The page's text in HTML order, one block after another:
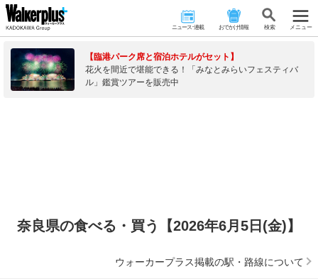
ニュース･連載 おでかけ情報 検 索 メニュー
【臨港パーク席と宿泊ホテルがセット】
花火を間近で堪能できる！「みなとみらいフェスティバ
ル」鑑賞ツアーを販売中
奈良県の食べる・買う【2026年6月5日(金)】
ウォーカープラス掲載の駅・路線について